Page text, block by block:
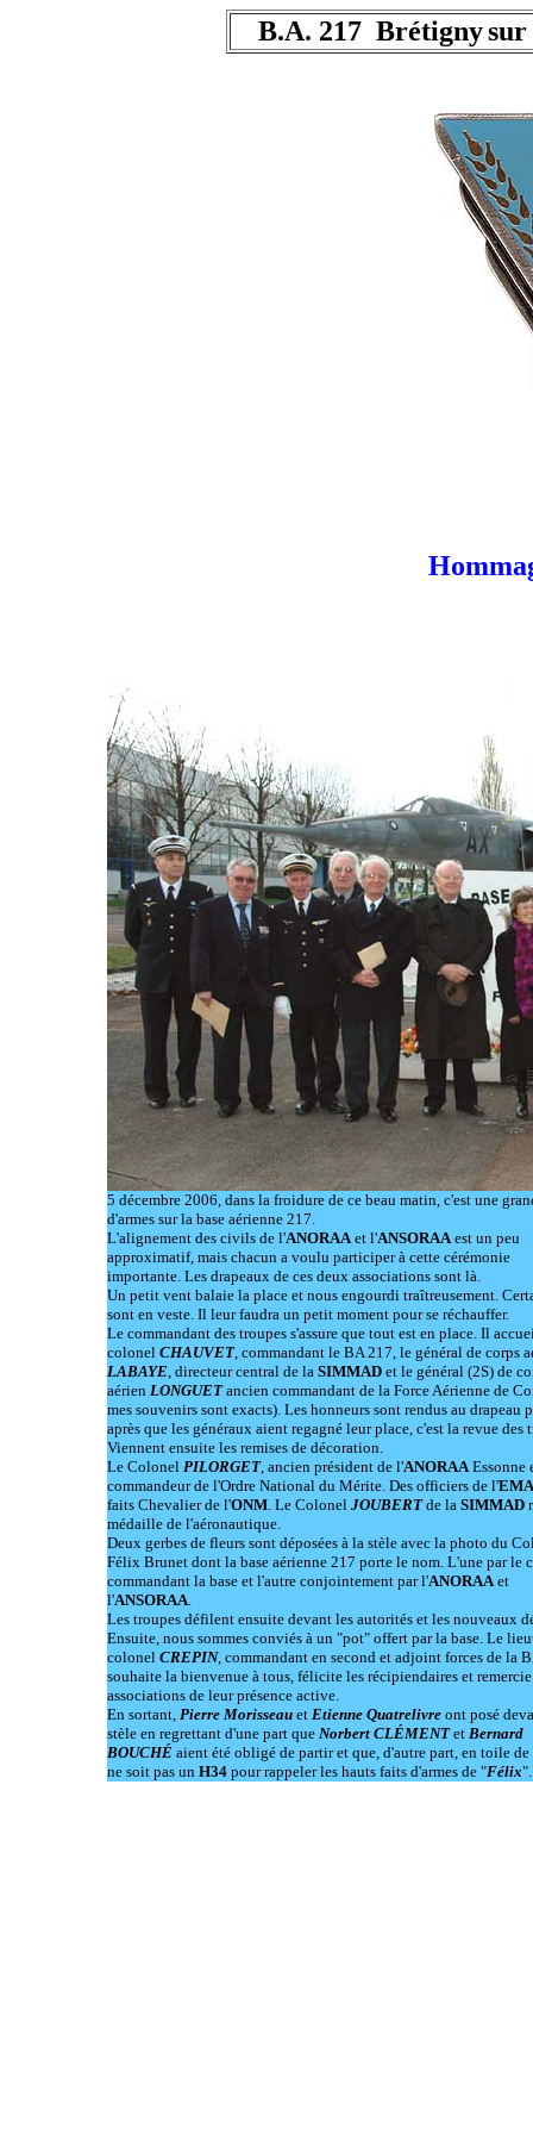
B.A. 217 Brétignysur
5 décembre 2006, dans la froidure de ce beau matin, c'est une
d'armes sur la base aérienne 217.
L'alignement des civils de l'ANORAAet l'ANSORAAest un peu
approximatif, mais chacun a voulu participer à cette cérémonie
importante. Les drapeaux de ces deux associations sont là.
Un petit vent balaie la place et nous engourdi traîtreusement.
sont en veste. Il leur faudra un petit moment pour se réchauffer.
Le commandant des troupes s'assure que tout est en place. Il
colonel CHAUVET, commandant le BA 217, le général de corps
LABAYE, directeur central de la SIMMAD et le général (2S) de
aérien LONGUETancien commandant de la Force Aérienne de
mes souvenirs sont exacts). Les honneurs sont rendus au drapeau
après que les généraux aient regagné leur place, c'est la revue des
Viennent ensuite les remises de décoration.
Le Colonel PILORGET, ancien président de l'ANORAAEssonne
commandeur de l'Ordre National du Mérite. Des officiers de l'
faits Chevalier de l'ONM. Le Colonel JOUBERTde la SIMMAD
médaille de l'aéronautique.
Deux gerbes de fleurs sont déposées à la stèle avec la photo du
Félix Brunet dont la base aérienne 217 porte le nom. L'une par le
commandant la base et l'autre conjointement par l'ANORAAet
l'ANSORAA.
Les troupes défilent ensuite devant les autorités et les nouveaux
Ensuite, nous sommes conviés à un "pot" offert par la base. Le
colonel CREPIN, commandant en second et adjoint forces de la
souhaite la bienvenue à tous, félicite les récipiendaires et
associations de leur présence active.
En sortant, Pierre Morisseau et Etienne Quatrelivre ont posé
stèle en regrettant d'une part que Norbert CLÉMENTet Bernard
BOUCHÉ aient été obligé de partir et que, d'autre part, en toile
ne soit pas un H34 pour rappeler les hauts faits d'armes de "Félix".